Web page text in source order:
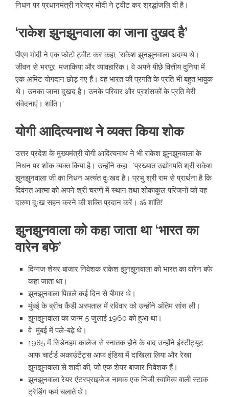
निधन पर प्रधानमंत्री नरेन्द्र मोदी ने ट्वीट कर श्रद्धांजलि दी है।
‘राकेश झुनझुनवाला का जाना दुखद है’
पीएम मोदी ने एक फोटो ट्वीट कर कहा, ‘राकेश झुनझुनवाला अदम्य थे।
जीवन से भरपूर, मजाकिया और व्यावहारिक। वे अपने पीछे वित्तीय दुनिया में
एक अमिट योगदान छोड़ गए हैं। वह भारत की प्रगति के प्रति भी बहुत भावुक
थे। उनका जाना दुखद है। उनके परिवार और प्रशंसकों के प्रति मेरी
संवेदनाएं। शांति।’
योगी आदित्यनाथ ने व्यक्त किया शोक
उत्तर प्रदेश के मुख्यमंत्री योगी आदित्यनाथ ने भी राकेश झुनझुनवाला के
निधन पर शोक व्यक्त किया है। उन्होंने कहा, ‘प्रख्यात उद्योगपति श्री राकेश
झुनझुनवाला जी का निधन अत्यंत दुःखद है। प्रभु श्री राम से प्रार्थना है कि
दिवंगत आत्मा को अपने श्री चरणों में स्थान तथा शोकाकुल परिजनों को यह
दारुण दुःख सहन करने की शक्ति प्रदान करें। ॐ शांति!’
झुनझुनवाला को कहा जाता था ‘भारत का
वारेन बफे’
दिग्गज शेयर बाजार निवेशक राकेश झुनझुनवाला को भारत का वारेन बफे
कहा जाता था।
झुनझुनवाला पिछले कई दिन से बीमार थे।
मुंबई के ब्रीच कैंडी अस्पताल में रविवार को उन्होंने अंतिम सांस ली।
झुनझुनवाला का जन्म 5 जुलाई 1960 को हुआ था।
वे मुंबई में पले-बढ़े थे।
1985 में सिडेनहम कालेज से स्नातक होने के बाद उन्होंने इंस्टीट्यूट
आफ चार्टर्ड अकाउंटेंट्स आफ इंडिया में दाखिला लिया और रेखा
झुनझुनवाला से शादी की, जो एक शेयर बाजार निवेशक हैं।
झुनझुनवाला रेयर एंटरप्राइजेज नामक एक निजी स्वामित्व वाली स्टाक
ट्रेडिंग फर्म चलाते थे।